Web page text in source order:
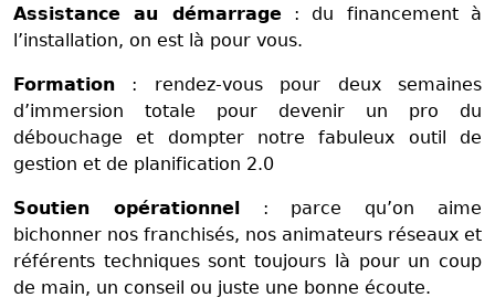
Assistance au démarrage : du financement à
l’installation, on est là pour vous.
Formation : rendez-vous pour deux semaines
d’immersion totale pour devenir un pro du
débouchage et dompter notre fabuleux outil de
gestion et de planification 2.0
Soutien opérationnel: parce qu’on aime
bichonner nos franchisés, nos animateurs réseaux et
référents techniques sont toujours là pour un coup
de main, un conseil ou juste une bonne écoute.